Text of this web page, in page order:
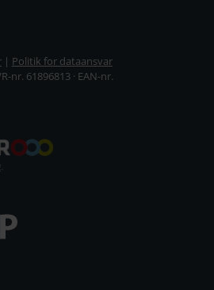
| Politik for dataansvar
nr. 61896813 · EAN-nr.